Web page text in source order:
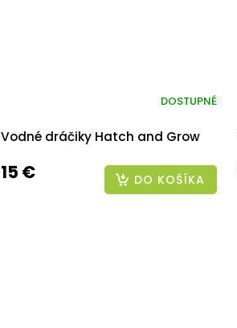
Vodné dráčiky Hatch and Grow
DOSTUPNÉ
15 € DO KOŠÍKA